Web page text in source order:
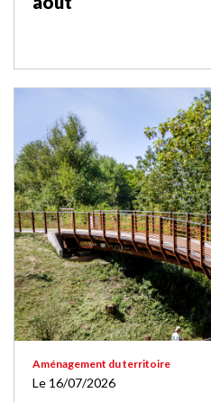
Aménagement du territoire
Le 16/07/2026